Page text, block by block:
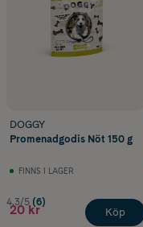
DOGGY
Promenadgodis Nöt 150 g
FINNS I LAGER
4.3/5 (6)
20 kr Köp